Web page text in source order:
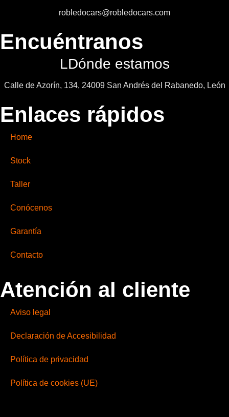
robledocars@robledocars.com
Encuéntranos
LDónde estamos
Calle de Azorín, 134, 24009 San Andrés del Rabanedo, León
Enlaces rápidos
Home
Stock
Taller
Conócenos
Garantía
Contacto
Atención al cliente
Aviso legal
Declaración de Accesibilidad
Política de privacidad
Política de cookies (UE)